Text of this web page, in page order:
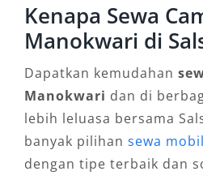
Setiap pelanggan
berbeda. Melalui sewa
Manokwari, Anda dapat
dengan sopir profesional
mengenal medan lokal,
bagi yang lebih suka
Kenapa Sewa
Manokwari di
Dapatkan kemudahan
Manokwari dan di
lebih leluasa bersama
banyak pilihan sewa
dengan tipe terbaik dan